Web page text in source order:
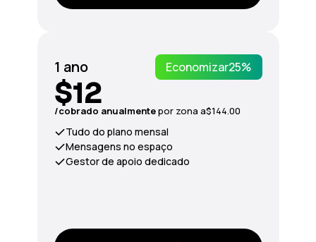
1 ano Economizar25%
$12
/сobrado anualmentepor zona a$144.00
Tudo do plano mensal
Mensagens no espaço
Gestor de apoio dedicado